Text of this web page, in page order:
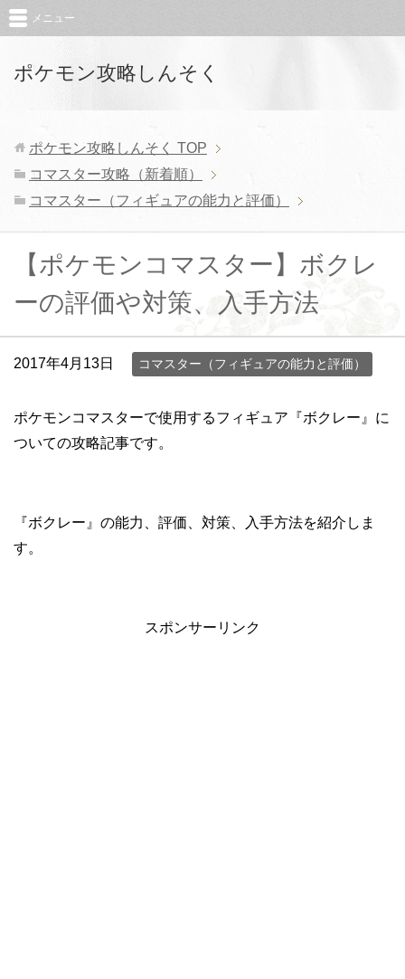
ポケモン攻略しんそく
メニュー
ポケモン攻略しんそく TOP
コマスター攻略（新着順）
コマスター（フィギュアの能力と評価）
【ポケモンコマスター】ボクレ
ーの評価や対策、入手方法
2017年4月13日 コマスター（フィギュアの能力と評価）
ポケモンコマスターで使用するフィギュア『ボクレー』に
ついての攻略記事です。
『ボクレー』の能力、評価、対策、入手方法を紹介しま
す。
スポンサーリンク